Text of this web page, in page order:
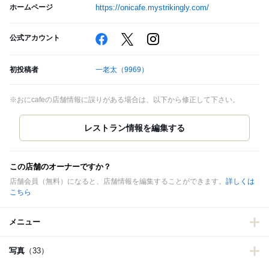
ホームページ https://onicafe.mystrikingly.com/
公式アカウント
初投稿者 一老太 （9969）
※おにcafeの店舗情報に誤りがある場合は、以下から修正して下さい。
この店舗のオーナーですか？
店舗会員（無料）になると、店舗情報を編集することができます。 詳しくは
こちら
メニュー
写真 （33）